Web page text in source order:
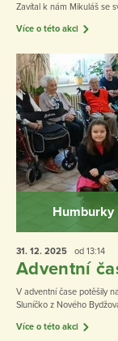
Zavítal k nám Mikuláš se
Více o této akci
Humburky
31. 12. 2025 od 13:14
Adventní
V adventní čase potěšily
Sluníčko z Nového
Více o této akci